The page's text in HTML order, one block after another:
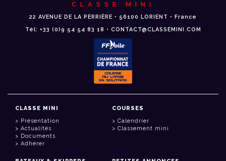
CLASSE MINI
22 AVENUE DE LA PERRIÈRE • 56100 LORIENT • France
Tél: +33 (0)9 54 54 83 18 • CONTACT@CLASSEMINI.COM
CLASSE MINI
Présentation
Actualités
Documents
Adhérer
COURSES
Calendrier
Classement mini